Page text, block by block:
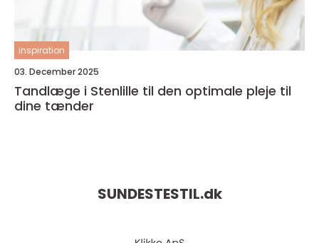
inspiration
03. December 2025
Tandlæge i Stenlille til den optimale pleje til
dine tænder
SUNDESTESTIL.dk